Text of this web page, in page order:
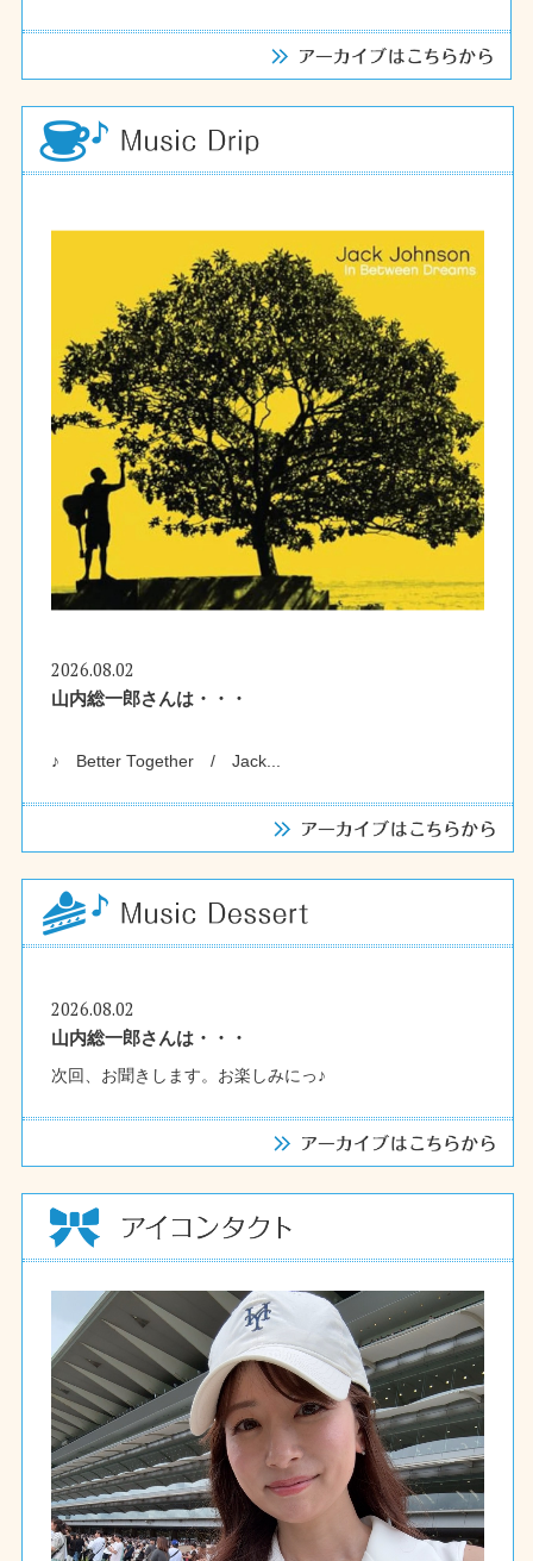
2026.08.02
山内総一郎さんは・・・
♪ Better Together / Jack...
2026.08.02
山内総一郎さんは・・・
次回、お聞きします。お楽しみにっ♪